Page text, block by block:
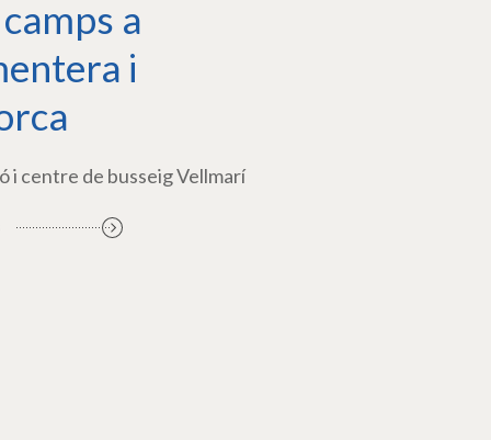
a
i
i centre de busseig Vellmarí